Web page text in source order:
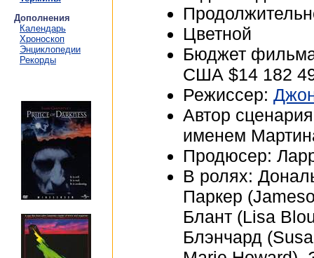
Дополнения
Календарь
Хроноскоп
Энциклопедии
Рекорды
Цветной
Бюджет
США $14 182
Режиссер:
Автор
именем
Продюсер:
В ролях:
Паркер
Блант (Lisa
Блэнчард